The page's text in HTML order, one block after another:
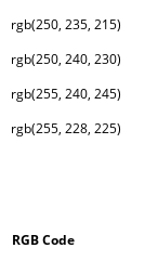
rgb(250, 235, 215)
rgb(250, 240, 230)
rgb(255, 240, 245)
rgb(255, 228, 225)
RGB Code